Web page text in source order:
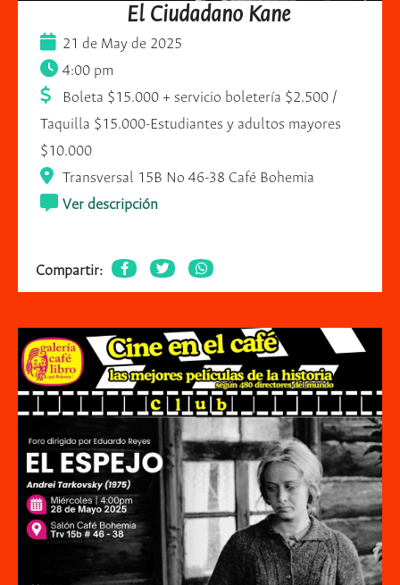
El Ciudadano Kane
21 de May de 2025
4:00 pm
Boleta $15.000 + servicio boletería $2.500 /
Taquilla $15.000-Estudiantes y adultos mayores
$10.000
Transversal 15B No 46-38 Café Bohemia
Ver descripción
Compartir: